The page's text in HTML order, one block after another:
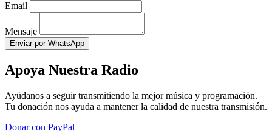
Email
Mensaje
Enviar por WhatsApp
Apoya Nuestra Radio
Ayúdanos a seguir transmitiendo la mejor música y programación.
Tu donación nos ayuda a mantener la calidad de nuestra transmisión.
Donar con PayPal